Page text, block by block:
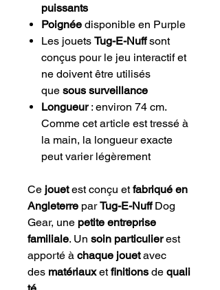
puissants
Poignée disponible en Purple
Les jouets Tug-E-Nuffsont
conçus pour le jeu interactif et
ne doivent être utilisés
que sous surveillance
Longueur: environ 74 cm.
Comme cet article est tressé à
la main, la longueur exacte
peut varier légèrement
Ce jouetest conçu etfabriqué en
Angleterre parTug-E-NuffDog
Gear, une petite entreprise
familiale. Un soin particulierest
apporté à chaque jouetavec
des matériauxetfinitions de quali